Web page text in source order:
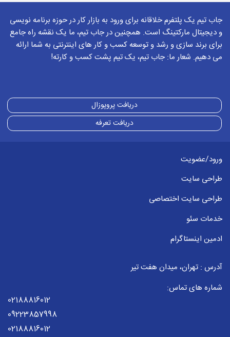
الان استفاده کنیم ؟
برای ثبت پاسخ باید واردحساب کاربری خود شود
این مورد صد در صدی نیست که بگیم فلان
مورد بعد از آپدیت حتما در نتایج تاثیر خواهد
داشت برای همین چک لیست سئو دائم در
جاب تیم یک پلتفرم خلاقانه برای ورود به بازار کار در حوزه برنامه نویسی
و دیجیتال مارکتینگ است. همچنین در جاب تیم، ما یک نقشه راه جامع
برای برند سازی و رشد و توسعه کسب و کار های اینترنتی به شما ارائه
می دهیم. شعار ما: جاب تیم، یک تیم پشت کسب و کارته!
دریافت پروپوزال
دریافت تعرفه
ورود/عضویت
طراحی سایت
طراحی سایت اختصاصی
خدمات سئو
ادمین اینستاگرام
آدرس : تهران، میدان هفت تیر
شماره های تماس:
02188816012
09223857998
02188816012